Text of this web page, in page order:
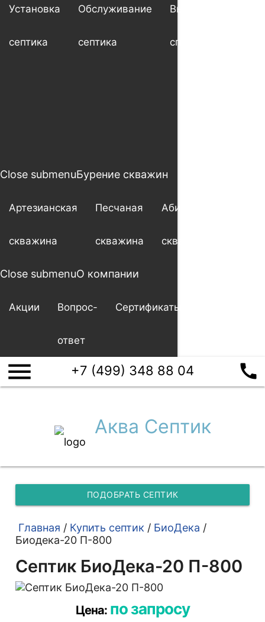
Установка
септика
Обслуживание
септика
Выезд
специалиста
Close submenuБурение скважин
Артезианская
скважина
Песчаная
скважина
Абиссинская
скважина
Close submenuО компании
Акции Вопрос-
ответ
Сертификаты
menu +7 (499) 348 88 04 call
Аква Септик
ПОДОБРАТЬ СЕПТИК
Главная / Купить септик / БиоДека /
Биодека-20 П-800
Септик БиоДека-20 П-800
Цена: по запросу